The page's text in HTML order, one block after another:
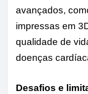
avançados,
impressas em
qualidade de
doenças
Desafios e